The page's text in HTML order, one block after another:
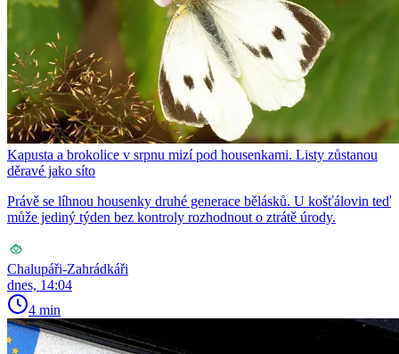
Kapusta a brokolice v srpnu mizí pod housenkami. Listy zůstanou
děravé jako síto
Právě se líhnou housenky druhé generace bělásků. U košťálovin teď
může jediný týden bez kontroly rozhodnout o ztrátě úrody.
Chalupáři-Zahrádkáři
dnes, 14:04
4 min